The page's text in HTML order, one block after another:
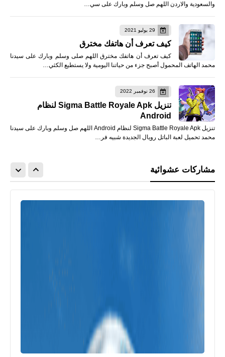
والسعودية والاردن اللهم صل وسلم وبارك على سي…
29 يوليو 2021
كيف تعرف أن هاتفك مخترق
كيف تعرف أن هاتفك مخترق اللهم صلى وسلم وبارك على سيدنا
محمد الهاتف المحمول أصبح جزء من حياتنا اليومية ولا يستطيع الكثي…
26 نوفمبر 2022
تنزيل Sigma Battle Royale Apk لنظام
Android
تنزيل Sigma Battle Royale Apk لنظام Android اللهم صل وسلم وبارك على سيدنا
محمد تحميل لعبة الباتل رويال الجديدة شبيه فر…
مشاركات عشوائية